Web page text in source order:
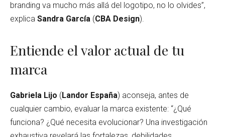
branding va mucho más allá del logotipo, no lo olvides”,
explica Sandra García (CBA Design).
Entiende el valor actual de tu
marca
Gabriela Lijo ( Landor España) aconseja, antes de
cualquier cambio, evaluar la marca existente: “¿Qué
funciona? ¿Qué necesita evolucionar? Una investigación